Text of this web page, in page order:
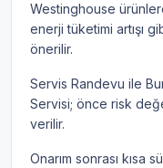
Westinghouse
enerji tüketimi artışı
önerilir.
Servis Randevu ile
Servisi; önce risk
verilir.
Onarım sonrası kısa